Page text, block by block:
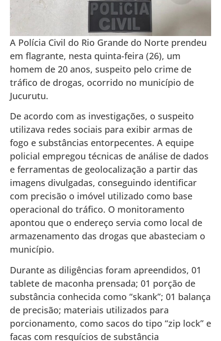
A Polícia Civil do Rio Grande do Norte prendeu
em flagrante, nesta quinta-feira (26), um
homem de 20 anos, suspeito pelo crime de
tráfico de drogas, ocorrido no município de
Jucurutu.
De acordo com as investigações, o suspeito
utilizava redes sociais para exibir armas de
fogo e substâncias entorpecentes. A equipe
policial empregou técnicas de análise de dados
e ferramentas de geolocalização a partir das
imagens divulgadas, conseguindo identificar
com precisão o imóvel utilizado como base
operacional do tráfico. O monitoramento
apontou que o endereço servia como local de
armazenamento das drogas que abasteciam o
município.
Durante as diligências foram apreendidos, 01
tablete de maconha prensada; 01 porção de
substância conhecida como “skank”; 01 balança
de precisão; materiais utilizados para
porcionamento, como sacos do tipo “zip lock” e
facas com resquícios de substância